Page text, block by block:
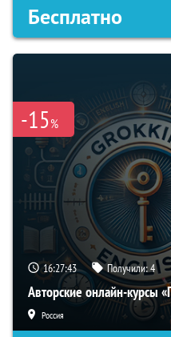
Бесплатно
-15%
16:27:42 Получили:4
Авторские онлайн-курсы
Россия